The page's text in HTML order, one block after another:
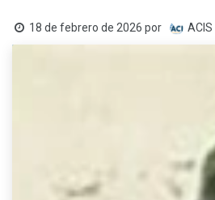
18 de febrero de 2026 por ACIS